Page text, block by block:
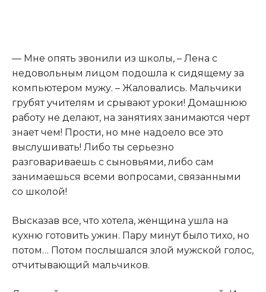
— Мне опять звонили из школы, – Лена с
недовольным лицом подошла к сидящему за
компьютером мужу. – Жаловались. Мальчики
грубят учителям и срывают уроки! Домашнюю
работу не делают, на занятиях занимаются черт
знает чем! Прости, но мне надоело все это
выслушивать! Либо ты серьезно
разговариваешь с сыновьями, либо сам
занимаешься всеми вопросами, связанными
со школой!
Высказав все, что хотела, женщина ушла на
кухню готовить ужин. Пару минут было тихо, но
потом… Потом послышался злой мужской голос,
отчитывающий мальчиков.